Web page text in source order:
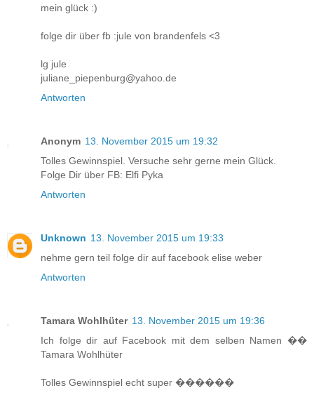
mein glück :)
folge dir über fb :jule von brandenfels <3
lg jule
juliane_piepenburg@yahoo.de
Antworten
Anonym 13. November 2015 um 19:32
Tolles Gewinnspiel. Versuche sehr gerne mein Glück.
Folge Dir über FB: Elfi Pyka
Antworten
Unknown 13. November 2015 um 19:33
nehme gern teil folge dir auf facebook elise weber
Antworten
Tamara Wohlhüter 13. November 2015 um 19:36
Ich folge dir auf Facebook mit dem selben Namen ��
Tamara Wohlhüter
Tolles Gewinnspiel echt super ������